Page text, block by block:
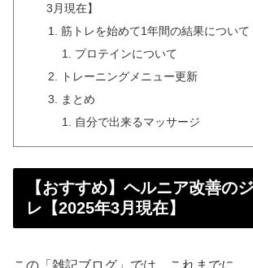
3月現在】
筋トレを始めて1年間の結果について
プロテインについて
トレーニングメニュー更新
まとめ
自分で出来るマッサージ
【おすすめ】ヘルニア改善の
レ【2025年3月現在】